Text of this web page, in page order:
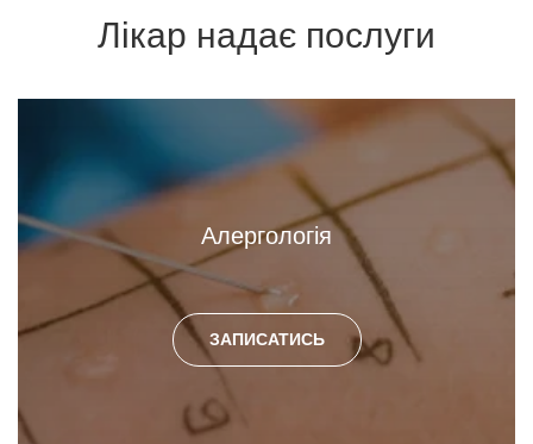
Лікар надає послуги
Алергологія
ЗАПИСАТИСЬ